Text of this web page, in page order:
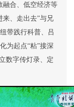
融合、低空经济等
来、走出去”与兄
带践行科普、吕
为起点“粘”接深
数字传灯录、定